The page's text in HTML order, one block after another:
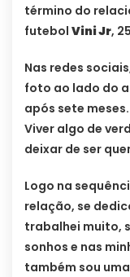
término do
futebol Vini Jr,
Nas redes
foto ao lado do
após sete
Viver algo de
deixar de ser
Logo na
relação, se
trabalhei muito,
sonhos e nas
também sou